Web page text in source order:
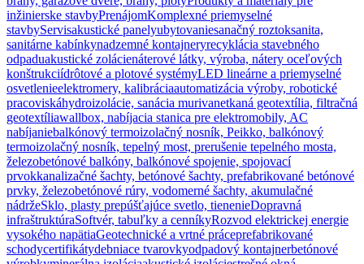
inžinierske stavbyPrenájomKomplexné priemyselné
stavbyServisakustické panelyubytovaniesanačný roztoksanita,
sanitárne kabínkynadzemné kontajneryrecyklácia stavebného
odpaduakustické zolácienáterové látky, výroba, nátery oceľových
konštrukciídrôtové a plotové systémyLED lineárne a priemyselné
osvetlenieelektromery, kalibráciaautomatizácia výroby, robotické
pracoviskáhydroizolácie, sanácia murivanetkaná geotextília, filtračná
geotextíliawallbox, nabíjacia stanica pre elektromobily, AC
nabíjaniebalkónový termoizolačný nosník, Peikko, balkónový
termoizolačný nosník, tepelný most, prerušenie tepelného mosta,
železobetónové balkóny, balkónové spojenie, spojovací
prvokkanalizačné šachty, betónové šachty, prefabrikované betónové
prvky, železobetónové rúry, vodomerné šachty, akumulačné
nádržeSklo, plasty prepúšťajúce svetlo, tienenieDopravná
infraštruktúraSoftvér, tabuľky a cenníkyRozvod elektrickej energie
vysokého napätiaGeotechnické a vrtné práceprefabrikované
schodycertifikátydebniace tvarovkyodpadový kontajnerbetónové